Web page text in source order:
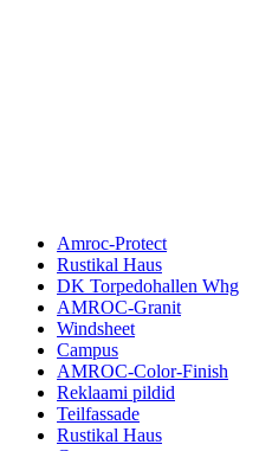
Amroc-Protect
Rustikal Haus
DK Torpedohallen Whg
AMROC-Granit
Windsheet
Campus
AMROC-Color-Finish
Reklaami pildid
Teilfassade
Rustikal Haus